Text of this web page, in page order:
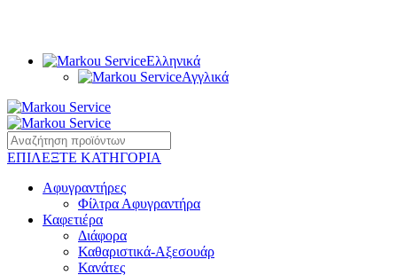
Ελληνικά
Αγγλικά
ΕΠΙΛΕΞΤΕ ΚΑΤΗΓΟΡΙΑ
Αφυγραντήρες
Φίλτρα Αφυγραντήρα
Καφετιέρα
Διάφορα
Καθαριστικά-Αξεσουάρ
Κανάτες